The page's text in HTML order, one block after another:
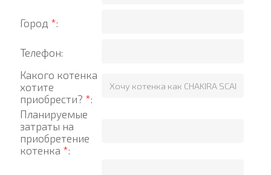
Город *:
Телефон:
Какого котенка
хотите
приобрести? *:
Планируемые
затраты на
приобретение
котенка *: